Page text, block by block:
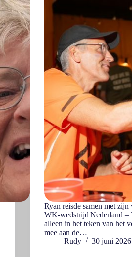
Ryan reisde samen met
WK-wedstrijd Nederland –
alleen in het teken van het
mee aan de…
Rudy
30 juni 2026